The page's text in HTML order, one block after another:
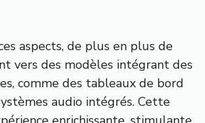
aspects, de plus en plus de
vers des modèles intégrant des
comme des tableaux de bord
audio intégrés. Cette